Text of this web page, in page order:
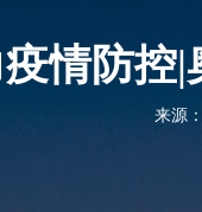
情防控
来源